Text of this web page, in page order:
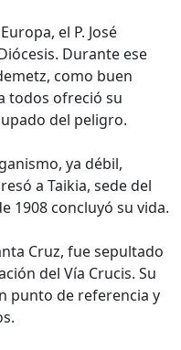
el P. José
Durante ese
como buen
todos ofreció su
del peligro.
ya débil,
a Taikia, sede del
1908 concluyó su vida.
Cruz, fue sepultado
del Vía Crucis. Su
punto de referencia y